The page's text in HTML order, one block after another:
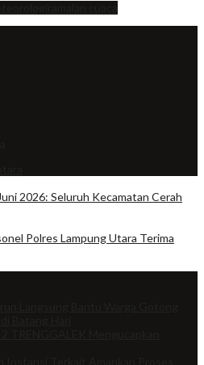
2026: Seluruh Kecamatan Cerah
Polres Lampung Utara Terima